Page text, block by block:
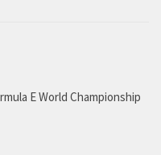
E World Championship